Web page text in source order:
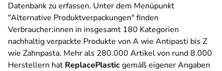
Datenbank zu erfassen. Unter dem Menüpunkt
"Alternative Produktverpackungen" finden
Verbraucher:innen in insgesamt 180 Kategorien
nachhaltig verpackte Produkte von A wie Antipasti bis Z
wie Zahnpasta. Mehr als 280.000 Artikel von rund 8.000
Herstellern hat ReplacePlasticgemäß eigener Angaben